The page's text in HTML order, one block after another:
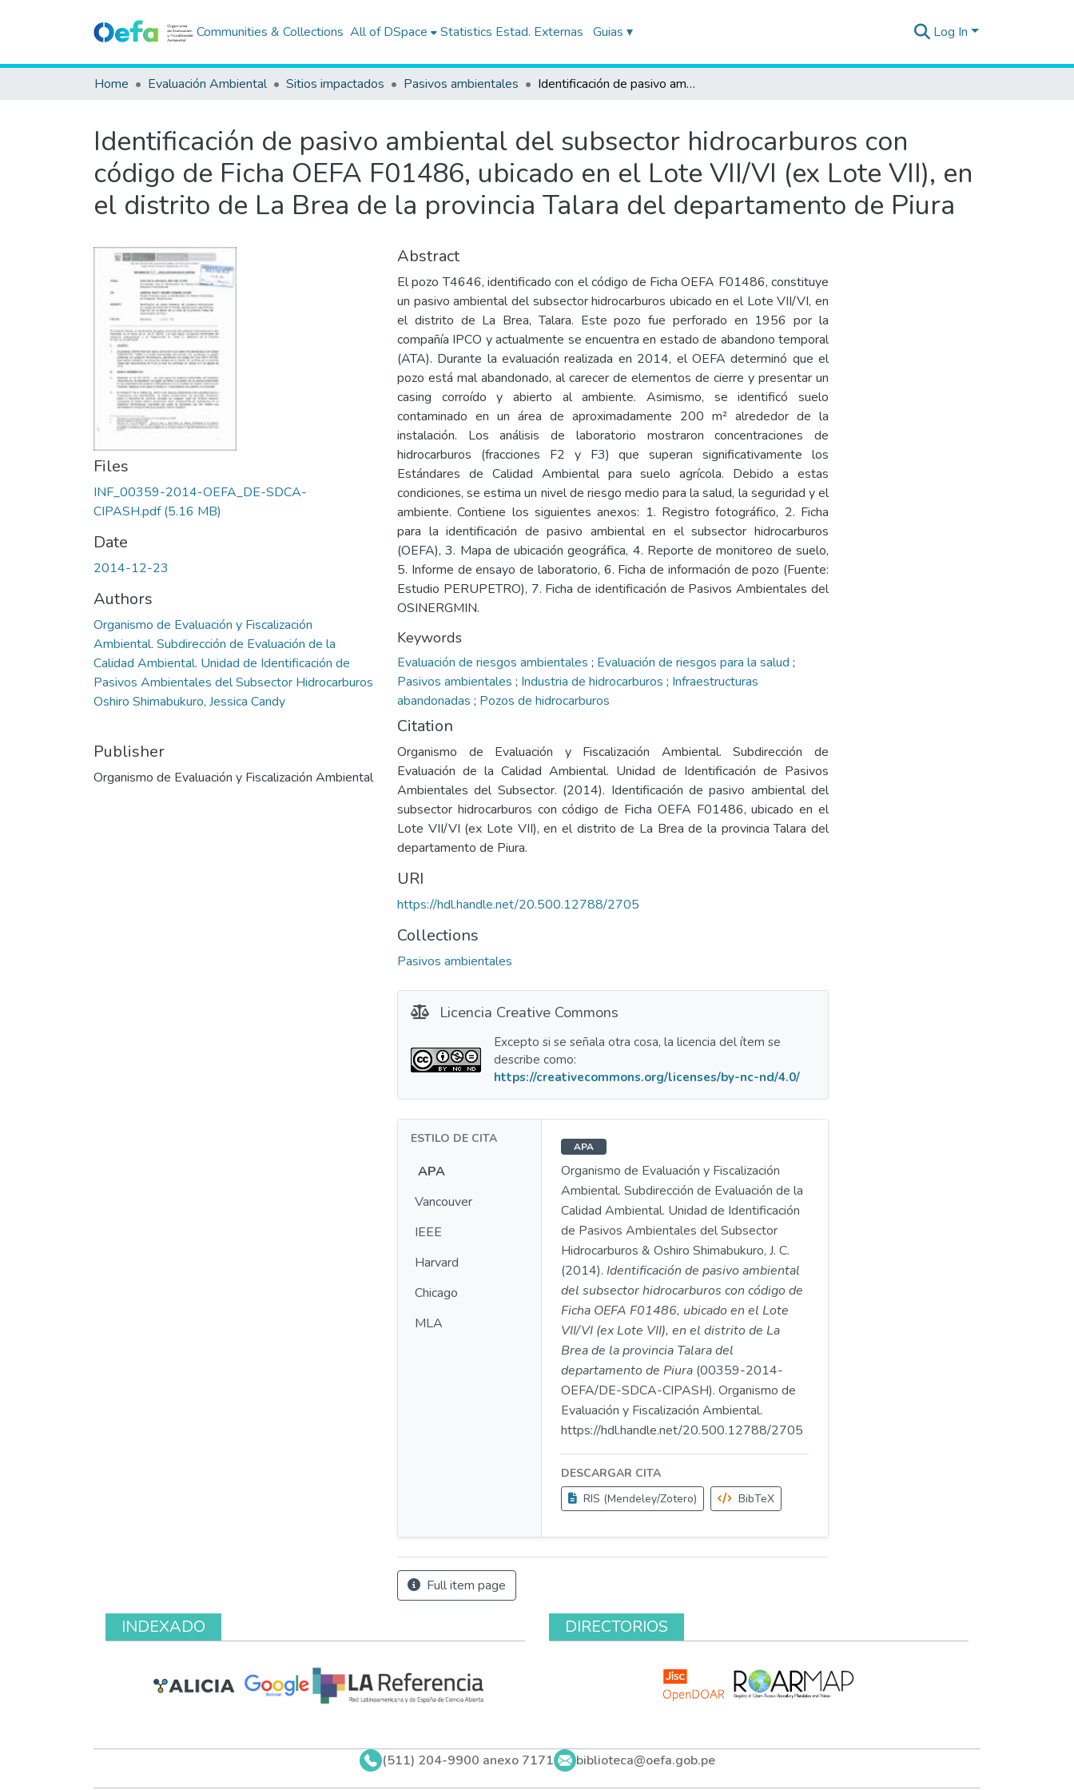
Communities & Collections All of DSpace Statistics Estad. Externas Guias ▾ Log In
Home Evaluación Ambiental Sitios impactados Pasivos ambientales Identificación de pasivo ambiental del subsector hidrocarburos con código de Ficha OEFA F01486, ubicado en el Lote VII/VI (ex Lote VII), en el distrito de La Brea de la provincia Talara del departamento de Piura
Identificación de pasivo ambiental del subsector hidrocarburos con
código de Ficha OEFA F01486, ubicado en el Lote VII/VI (ex Lote VII), en
el distrito de La Brea de la provincia Talara del departamento de Piura
Files
INF_00359-2014-OEFA_DE-SDCA-
CIPASH.pdf(5.16 MB)
Date
2014-12-23
Authors
Organismo de Evaluación y Fiscalización
Ambiental. Subdirección de Evaluación de la
Calidad Ambiental. Unidad de Identificación de
Pasivos Ambientales del Subsector Hidrocarburos
Oshiro Shimabukuro, Jessica Candy
Publisher
Organismo de Evaluación y Fiscalización Ambiental
Abstract
El pozo T4646, identificado con el código de Ficha OEFA F01486, constituye
un pasivo ambiental del subsector hidrocarburos ubicado en el Lote VII/VI, en
el distrito de La Brea, Talara. Este pozo fue perforado en 1956 por la
compañía IPCO y actualmente se encuentra en estado de abandono temporal
(ATA). Durante la evaluación realizada en 2014, el OEFA determinó que el
pozo está mal abandonado, al carecer de elementos de cierre y presentar un
casing corroído y abierto al ambiente. Asimismo, se identificó suelo
contaminado en un área de aproximadamente 200 m² alrededor de la
instalación. Los análisis de laboratorio mostraron concentraciones de
hidrocarburos (fracciones F2 y F3) que superan significativamente los
Estándares de Calidad Ambiental para suelo agrícola. Debido a estas
condiciones, se estima un nivel de riesgo medio para la salud, la seguridad y el
ambiente. Contiene los siguientes anexos: 1. Registro fotográfico, 2. Ficha
para la identificación de pasivo ambiental en el subsector hidrocarburos
(OEFA), 3. Mapa de ubicación geográfica, 4. Reporte de monitoreo de suelo,
5. Informe de ensayo de laboratorio, 6. Ficha de información de pozo (Fuente:
Estudio PERUPETRO), 7. Ficha de identificación de Pasivos Ambientales del
OSINERGMIN.
Keywords
Evaluación de riesgos ambientales ; Evaluación de riesgos para la salud ;
Pasivos ambientales ; Industria de hidrocarburos ; Infraestructuras
abandonadas ; Pozos de hidrocarburos
Citation
Organismo de Evaluación y Fiscalización Ambiental. Subdirección de
Evaluación de la Calidad Ambiental. Unidad de Identificación de Pasivos
Ambientales del Subsector. (2014). Identificación de pasivo ambiental del
subsector hidrocarburos con código de Ficha OEFA F01486, ubicado en el
Lote VII/VI (ex Lote VII), en el distrito de La Brea de la provincia Talara del
departamento de Piura.
URI
https://hdl.handle.net/20.500.12788/2705
Collections
Pasivos ambientales
Licencia Creative Commons
Excepto si se señala otra cosa, la licencia del ítem se
describe como:
https://creativecommons.org/licenses/by-nc-nd/4.0/
ESTILO DE CITA
APA
Vancouver
IEEE
Harvard
Chicago
MLA
APA
Organismo de Evaluación y Fiscalización
Ambiental. Subdirección de Evaluación de la
Calidad Ambiental. Unidad de Identificación
de Pasivos Ambientales del Subsector
Hidrocarburos & Oshiro Shimabukuro, J. C.
(2014). Identificación de pasivo ambiental
del subsector hidrocarburos con código de
Ficha OEFA F01486, ubicado en el Lote
VII/VI (ex Lote VII), en el distrito de La
Brea de la provincia Talara del
departamento de Piura (00359-2014-
OEFA/DE-SDCA-CIPASH). Organismo de
Evaluación y Fiscalización Ambiental.
https://hdl.handle.net/20.500.12788/2705
DESCARGAR CITA
RIS (Mendeley/Zotero)
BibTeX
Full item page
INDEXADO DIRECTORIOS
(511) 204-9900 anexo 7171 biblioteca@oefa.gob.pe